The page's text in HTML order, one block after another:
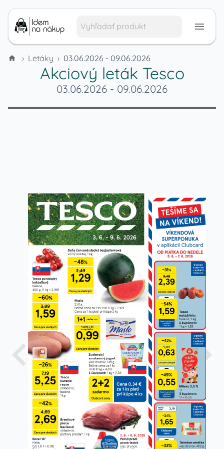
› Letáky › 03.06.2026 - 09.06.2026
Akciový leták Tesco
03.06.2026 - 09.06.2026